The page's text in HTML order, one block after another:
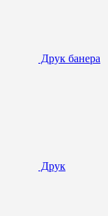
Друк банера
Друк